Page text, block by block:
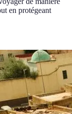
en protégeant